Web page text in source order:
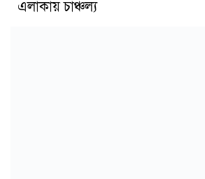
এলাকায় চাঞ্চল্য